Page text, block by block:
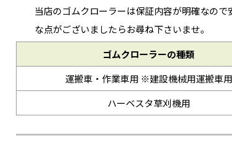
当店のゴムクローラーは保証内容が明確なの
な点がございましたらお尋ね下さいませ。
ゴムクローラーの種類
運搬車・作業車用 ※建設機械用運搬車用
ハーベスタ草刈機用